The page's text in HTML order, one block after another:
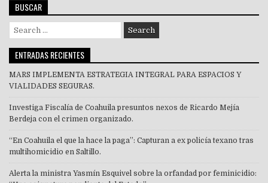
BUSCAR
Search
for:
ENTRADAS RECIENTES
MARS IMPLEMENTA ESTRATEGIA INTEGRAL PARA ESPACIOS Y
VIALIDADES SEGURAS.
Investiga Fiscalía de Coahuila presuntos nexos de Ricardo Mejía
Berdeja con el crimen organizado.
“En Coahuila el que la hace la paga”: Capturan a ex policía texano tras
multihomicidio en Saltillo.
Alerta la ministra Yasmín Esquivel sobre la orfandad por feminicidio: